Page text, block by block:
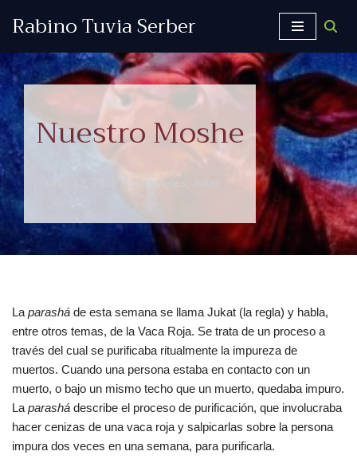
contenido
Rabino Tuvia Serber
Nuestro Moshe
La parashá de esta semana se llama Jukat (la regla) y habla,
entre otros temas, de la Vaca Roja. Se trata de un proceso a
través del cual se purificaba ritualmente la impureza de
muertos. Cuando una persona estaba en contacto con un
muerto, o bajo un mismo techo que un muerto, quedaba impuro.
La parashá describe el proceso de purificación, que involucraba
hacer cenizas de una vaca roja y salpicarlas sobre la persona
impura dos veces en una semana, para purificarla.